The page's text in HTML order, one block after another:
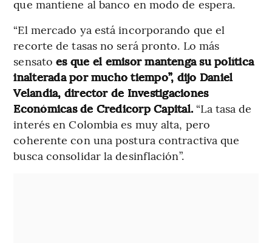
que mantiene al banco en modo de espera.
“El mercado ya está incorporando que el
recorte de tasas no será pronto. Lo más
sensatoes que el emisor mantenga su política
inalterada por mucho tiempo”, dijo Daniel
Velandia, director de Investigaciones
Económicas de Credicorp Capital.“La tasa de
interés en Colombia es muy alta, pero
coherente con una postura contractiva que
busca consolidar la desinflación”.